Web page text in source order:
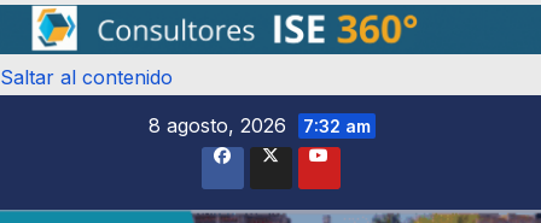
Saltar al contenido
8 agosto, 2026
7:32 am